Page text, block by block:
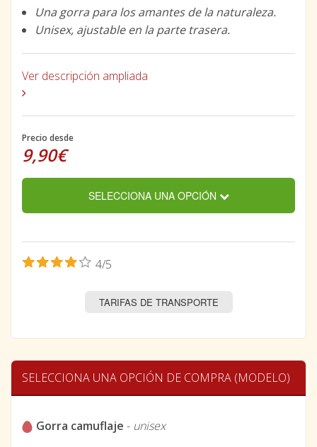
Una gorra para los amantes de la naturaleza.
Unisex, ajustable en la parte trasera.
Ver descripción ampliada
Precio desde
9,90€
SELECCIONA UNA OPCIÓN
4/5
TARIFAS DE TRANSPORTE
SELECCIONA UNA OPCIÓN DE COMPRA (MODELO)
Gorra camuflaje - unisex